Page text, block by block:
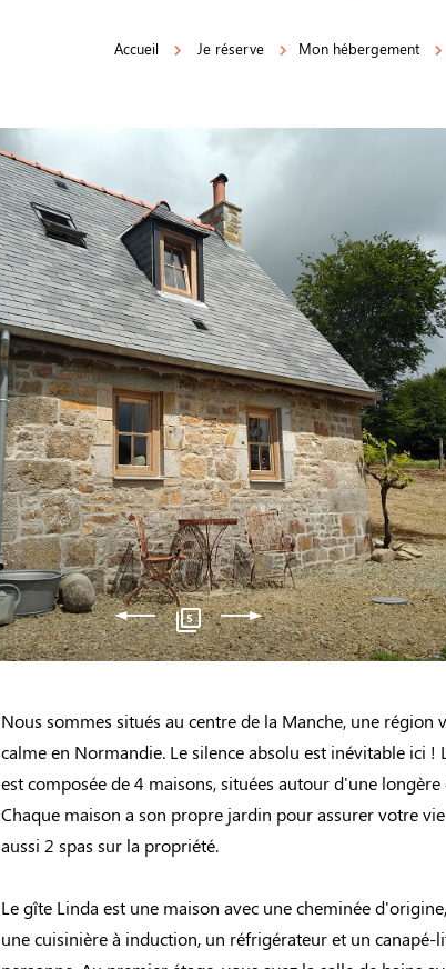
Accueil Je réserve Mon hébergement
5
Nous sommes situés au centre de la Manche, une région
calme en Normandie. Le silence absolu est inévitable ici !
est composée de 4 maisons, situées autour d'une longère
Chaque maison a son propre jardin pour assurer votre
aussi 2 spas sur la propriété.
Le gîte Linda est une maison avec une cheminée
une cuisinière à induction, un réfrigérateur et un canapé-